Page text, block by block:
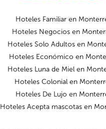
Hoteles Familiar en
Hoteles Negocios en
Hoteles Solo Adultos en
Hoteles Económico en
Hoteles Luna de Miel en
Hoteles Colonial en
Hoteles De Lujo en
Hoteles Acepta mascotas en